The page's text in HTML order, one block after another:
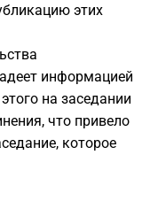
этих
информацией
на заседании
что привело
которое